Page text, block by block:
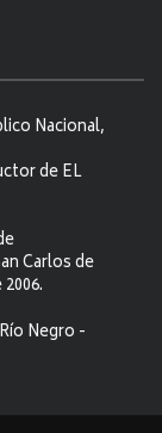
Nacional,
de EL
Carlos de
Negro -